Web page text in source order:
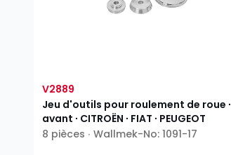
V2889
Jeu d'outils pour roulement de roue ∙
avant ∙ CITROËN ∙ FIAT ∙ PEUGEOT
8 pièces ∙ Wallmek-No: 1091-17